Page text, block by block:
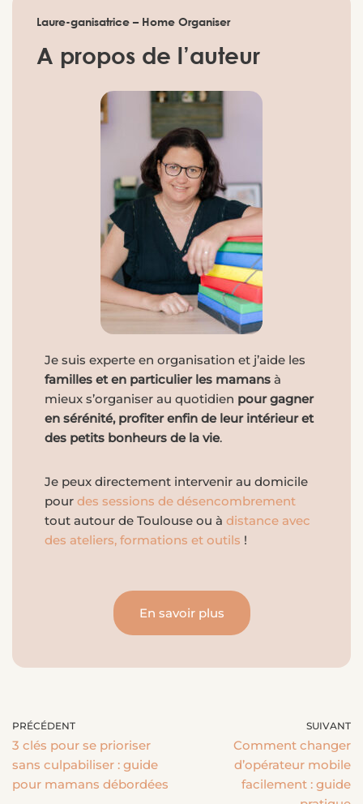
Laure-ganisatrice – Home Organiser
A propos de l’auteur
Je suis experte en organisation et j’aide les
familles et en particulier les mamans à
mieux s’organiser au quotidien pour gagner
en sérénité, profiter enfin de leur intérieur et
des petits bonheurs de la vie.
Je peux directement intervenir au domicile
pour des sessions de désencombrement
tout autour de Toulouse ou à distance avec
des ateliers, formations et outils !
En savoir plus
PRÉCÉDENT
3 clés pour se prioriser
sans culpabiliser : guide
pour mamans débordées
SUIVANT
Comment changer
d’opérateur mobile
facilement : guide